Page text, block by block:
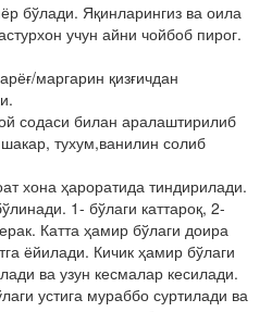
бўлади. Яқинларингиз ва оила
учун айни чойбоб пирог.
маргарин қизғичдан
содаси билан аралаштирилиб
тухум,ванилин солиб
хона ҳароратида тиндирилади.
1- бўлаги каттароқ, 2-
Катта ҳамир бўлаги доира
ёйилади. Кичик ҳамир бўлаги
ва узун кесмалар кесилади.
устига мураббо суртилади ва